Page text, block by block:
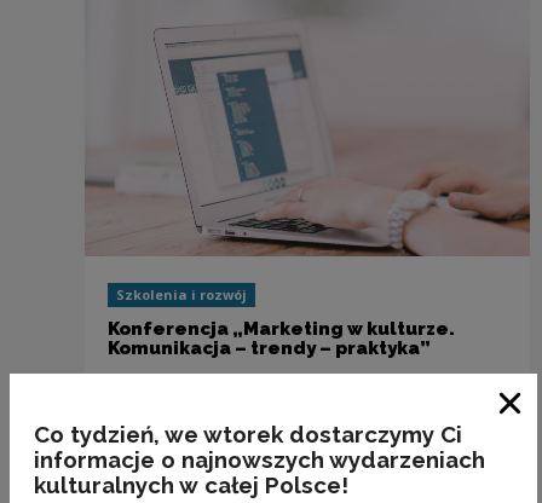
Szkolenia i rozwój
Konferencja „Marketing w kulturze.
Komunikacja – trendy – praktyka”
Poprzedni slajd
Następny slajd
Co tydzień, we wtorek dostarczymy Ci
informacje o najnowszych wydarzeniach
kulturalnych w całej Polsce!